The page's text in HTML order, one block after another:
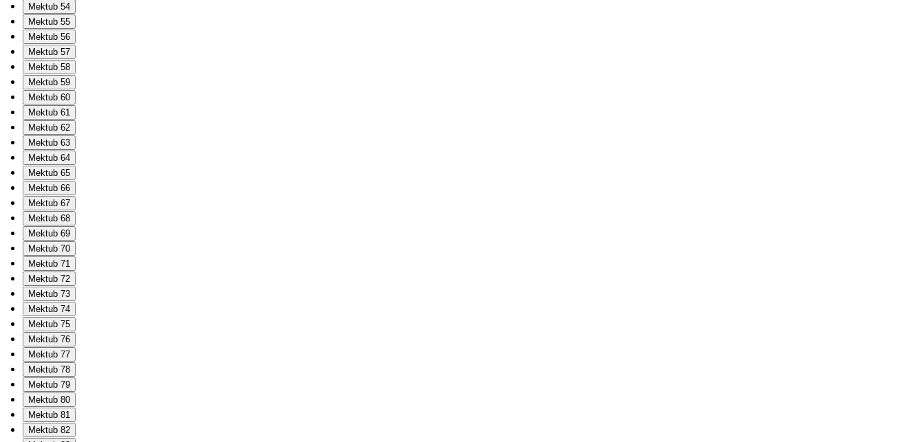
Mektub 54
Mektub 55
Mektub 56
Mektub 57
Mektub 58
Mektub 59
Mektub 60
Mektub 61
Mektub 62
Mektub 63
Mektub 64
Mektub 65
Mektub 66
Mektub 67
Mektub 68
Mektub 69
Mektub 70
Mektub 71
Mektub 72
Mektub 73
Mektub 74
Mektub 75
Mektub 76
Mektub 77
Mektub 78
Mektub 79
Mektub 80
Mektub 81
Mektub 82